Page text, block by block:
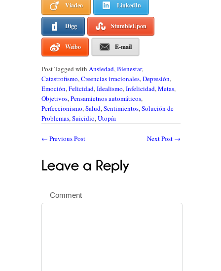
Viadeo LinkedIn
Digg StumbleUpon
Weibo E-mail
Post Tagged with Ansiedad,Bienestar,
Catastrofismo,Creencias irracionales,Depresión,
Emoción,Felicidad,Idealismo,Infelicidad,Metas,
Objetivos,Pensamietnos automáticos,
Perfeccionismo,Salud,Sentimientos,Solución de
Problemas,Suicidio,Utopía
← Previous Post Next Post →
Comment